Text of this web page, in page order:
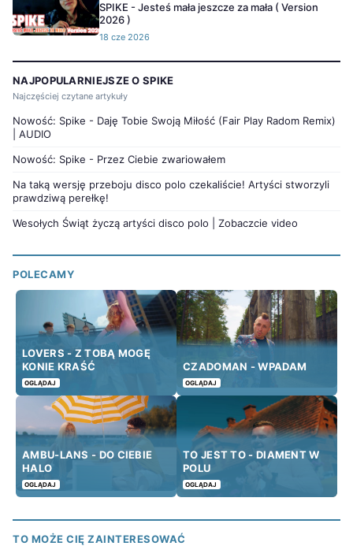
SPIKE - Jesteś mała jeszcze za mała ( Version
2026 )
18 cze 2026
NAJPOPULARNIEJSZE O SPIKE
Najczęściej czytane artykuły
Nowość: Spike - Daję Tobie Swoją Miłość (Fair Play Radom Remix)
| AUDIO
Nowość: Spike - Przez Ciebie zwariowałem
Na taką wersję przeboju disco polo czekaliście! Artyści stworzyli
prawdziwą perełkę!
Wesołych Świąt życzą artyści disco polo | Zobaczcie video
POLECAMY
LOVERS - Z TOBĄ MOGĘ
KONIE KRAŚĆ
OGLĄDAJ
CZADOMAN - WPADAM
OGLĄDAJ
AMBU-LANS - DO CIEBIE
HALO
OGLĄDAJ
TO JEST TO - DIAMENT W
POLU
OGLĄDAJ
TO MOŻE CIĘ ZAINTERESOWAĆ